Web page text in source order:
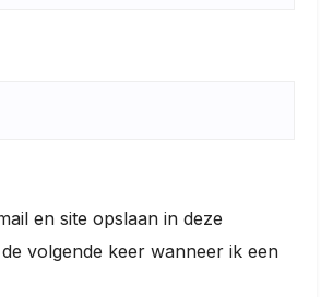
en site opslaan in deze
volgende keer wanneer ik een